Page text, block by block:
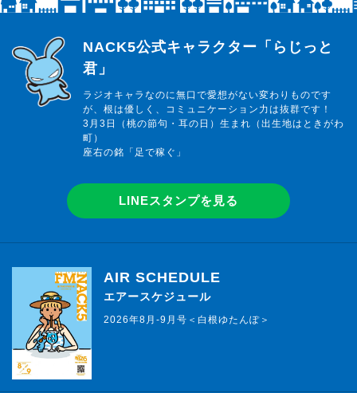
らじっと君
NACK5公式キャラクター「らじっと
君」
ラジオキャラなのに無口で愛想がない変わりものです
が、根は優しく、コミュニケーション力は抜群です！
3月3日（桃の節句・耳の日）生まれ（出生地はときがわ
町）
座右の銘「足で稼ぐ」
LINEスタンプを見る
AIR SCHEDULE
エアースケジュール
2026年8月-9月号＜白根ゆたんぽ＞